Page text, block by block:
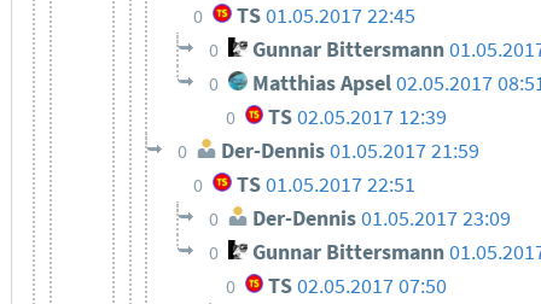
0 TS01.05.2017 22:45
0 Gunnar Bittersmann
0 Matthias Apsel02.05.2017
0 TS02.05.2017 12:39
0 Der-Dennis01.05.2017 21:59
0 TS01.05.2017 22:51
0 Der-Dennis01.05.2017 23:09
0 Gunnar Bittersmann
0 TS02.05.2017 07:50